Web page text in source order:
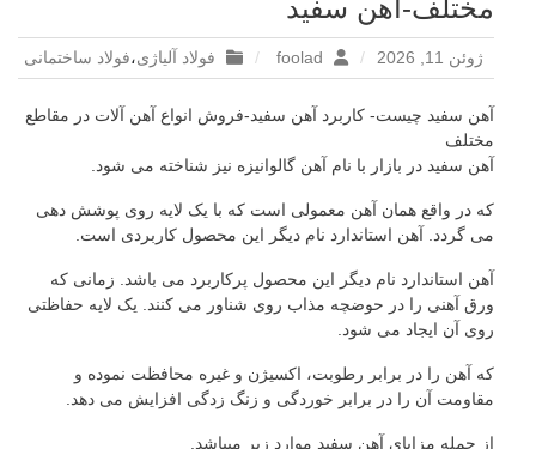
مختلف-آهن سفید
ژوئن 11, 2026 فولاد آلیاژی،فولاد ساختمانی
آهن سفید چیست- کاربرد آهن سفید-فروش انواع آهن آلات در مقاطع
مختلف
آهن سفید در بازار با نام آهن گالوانیزه نیز شناخته می شود.
که در واقع همان آهن معمولی است که با یک لایه روی پوشش دهی
می گردد. آهن استاندارد نام دیگر این محصول کاربردی است.
آهن استاندارد نام دیگر این محصول پرکاربرد می باشد. زمانی که
ورق آهنی را در حوضچه مذاب روی شناور می کنند. یک لایه حفاظتی
روی آن ایجاد می شود.
که آهن را در برابر رطوبت، اکسیژن و غیره محافظت نموده و
مقاومت آن را در برابر خوردگی و زنگ زدگی افزایش می دهد.
از جمله مزایای آهن سفید موارد زیر میباشد.